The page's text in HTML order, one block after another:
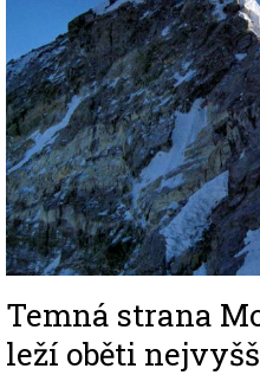
Temná strana
leží oběti